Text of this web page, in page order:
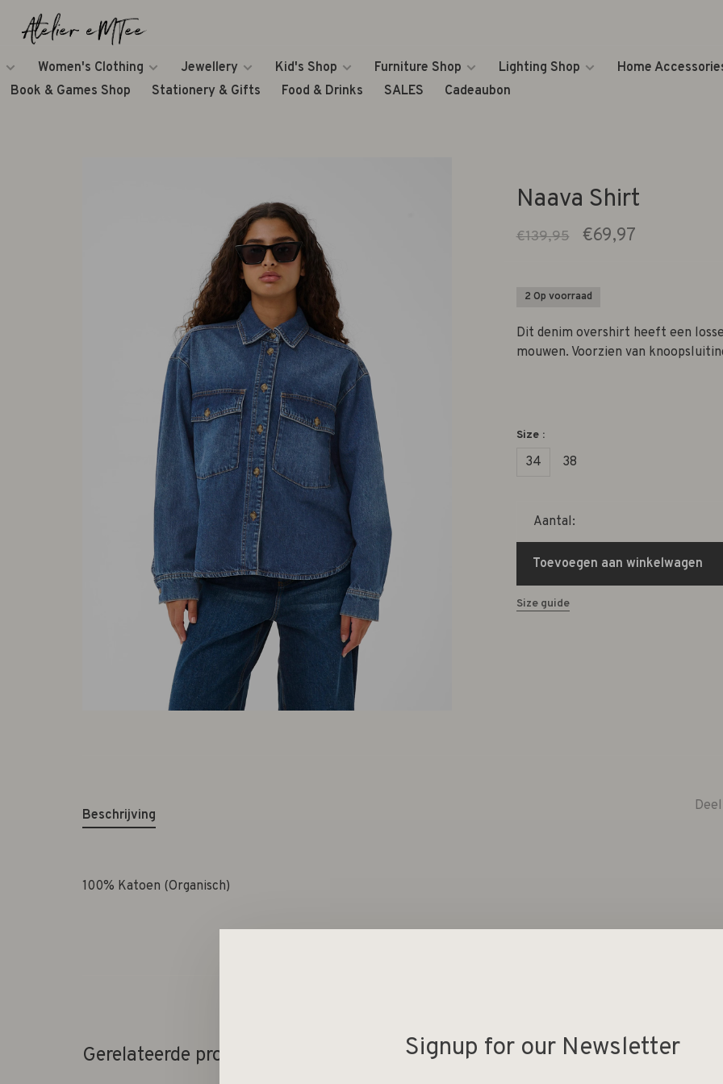
Women's Clothing Jewellery Kid's Shop Furniture Shop Lighting Shop
Home
Book & Games Shop
Stationery & Gifts Food & Drinks SALES Cadeaubon
Naava Shirt
€139,95 €69,97
2 Op voorraad
Dit denim overshirt heeft een
mouwen. Voorzien van
Size :
34 38
Aantal:
Toevoegen aan winkelwagen
Size guide
Beschrijving
100% Katoen (Organisch)
Gerelateerde producten Signup for our Newsletter